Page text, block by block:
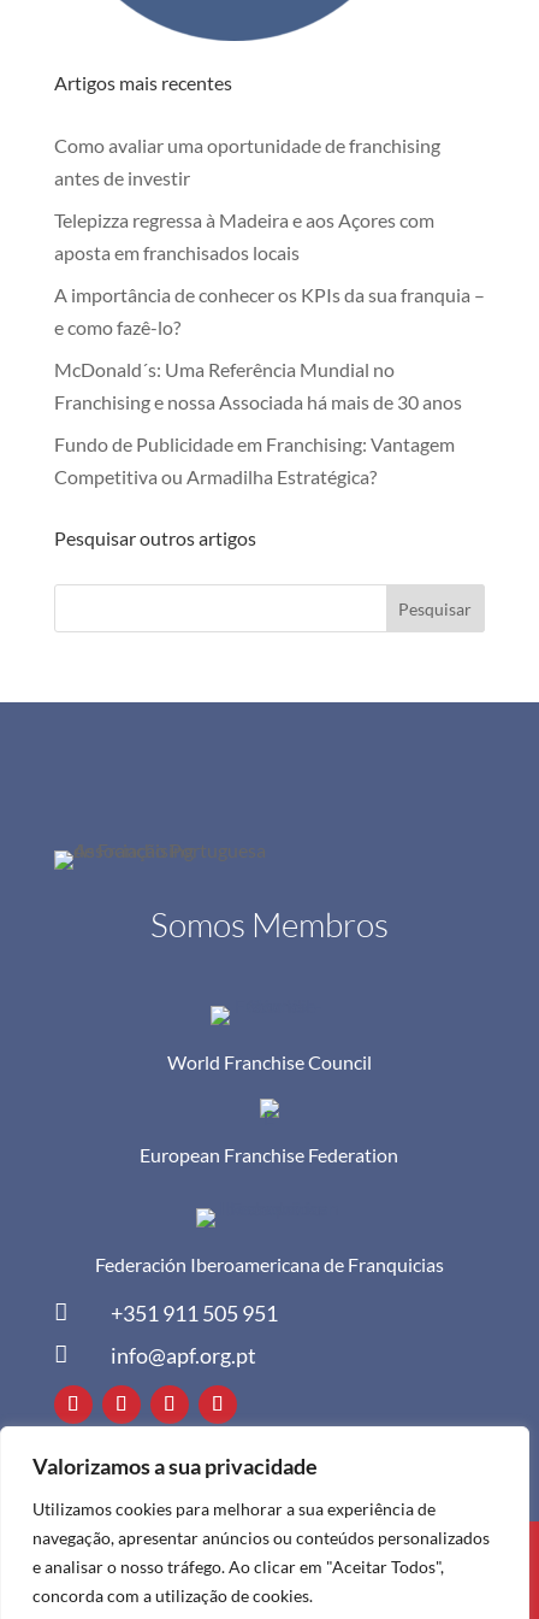
Valorizamos a sua privacidade
Utilizamos cookies para melhorar a sua experiência de
navegação, apresentar anúncios ou conteúdos personalizados
e analisar o nosso tráfego. Ao clicar em "Aceitar Todos",
concorda com a utilização de cookies.
Artigos mais recentes
Como avaliar uma oportunidade de franchising
antes de investir
Telepizza regressa à Madeira e aos Açores com
aposta em franchisados locais
A importância de conhecer os KPIs da sua franquia –
e como fazê-lo?
McDonald´s: Uma Referência Mundial no
Franchising e nossa Associada há mais de 30 anos
Fundo de Publicidade em Franchising: Vantagem
Competitiva ou Armadilha Estratégica?
Pesquisar outros artigos
Pesquisar
Somos Membros
World Franchise Council
European Franchise Federation
Federación Iberoamericana de Franquicias
 +351 911 505 951
 info@apf.org.pt
Todos os direitos reservados à APF ©
2024